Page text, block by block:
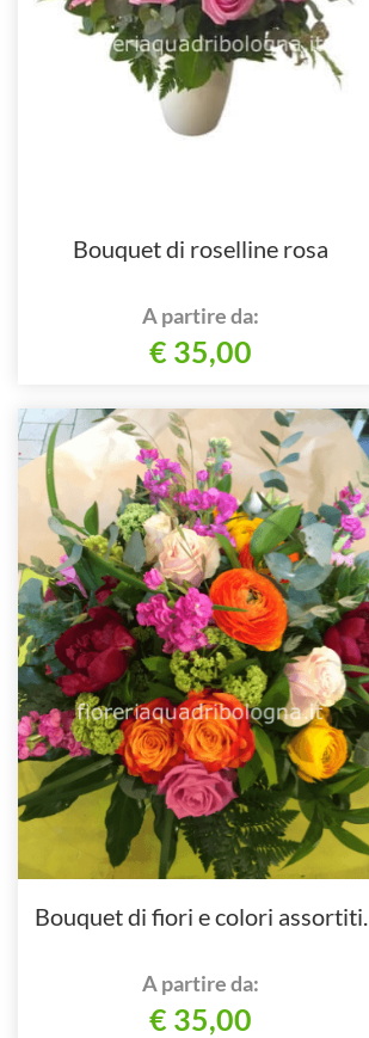
Bouquet di roselline rosa
A partire da:
€ 35,00
Bouquet di fiori e colori assortiti.
A partire da:
€ 35,00